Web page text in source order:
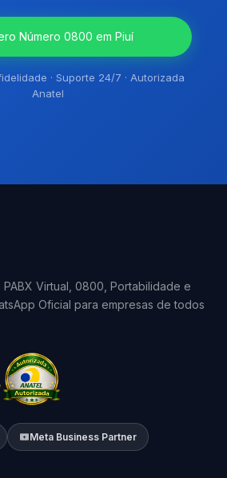
Número 0800 em Piuí
· Suporte 24/7 · Autorizada
Anatel
Virtual, 0800, Portabilidade e
Oficial para empresas de todos
Meta Business Partner